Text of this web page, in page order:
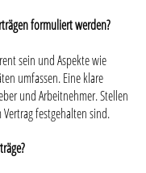
formuliert werden?
sein und Aspekte wie
umfassen. Eine klare
und Arbeitnehmer. Stellen
Vertrag festgehalten sind.